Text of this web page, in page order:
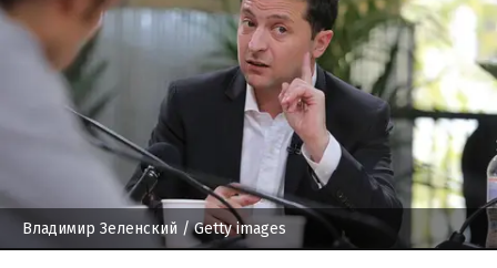
Владимир Зеленский / Getty images